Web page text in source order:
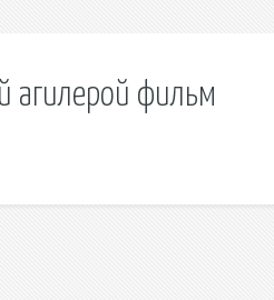
агилерой фильм